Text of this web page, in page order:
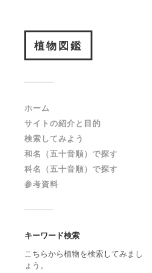
植物図鑑
ホーム
サイトの紹介と目的
検索してみよう
和名（五十音順）で探す
科名（五十音順）で探す
参考資料
キーワード検索
こちらから植物を検索してみまし
ょう。